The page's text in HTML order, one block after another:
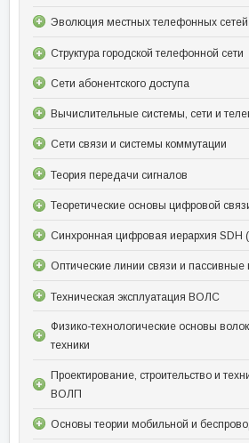
Эволюция местных телефонных сетей
Структура городской телефонной сети
Сети абонентского доступа
Вычислительные системы, сети и
Сети связи и системы коммутации
Теория передачи сигналов
Теоретические основы цифровой
Синхронная цифровая иерархия SDH
Оптические линии связи и
Техническая эксплуатация ВОЛС
Физико-технологические основы
техники
Проектирование, строительство и
ВОЛП
Основы теории мобильной и